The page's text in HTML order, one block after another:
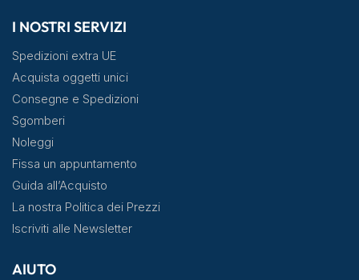
I NOSTRI SERVIZI
Spedizioni extra UE
Acquista oggetti unici
Consegne e Spedizioni
Sgomberi
Noleggi
Fissa un appuntamento
Guida all’Acquisto
La nostra Politica dei Prezzi
Iscriviti alle Newsletter
AIUTO